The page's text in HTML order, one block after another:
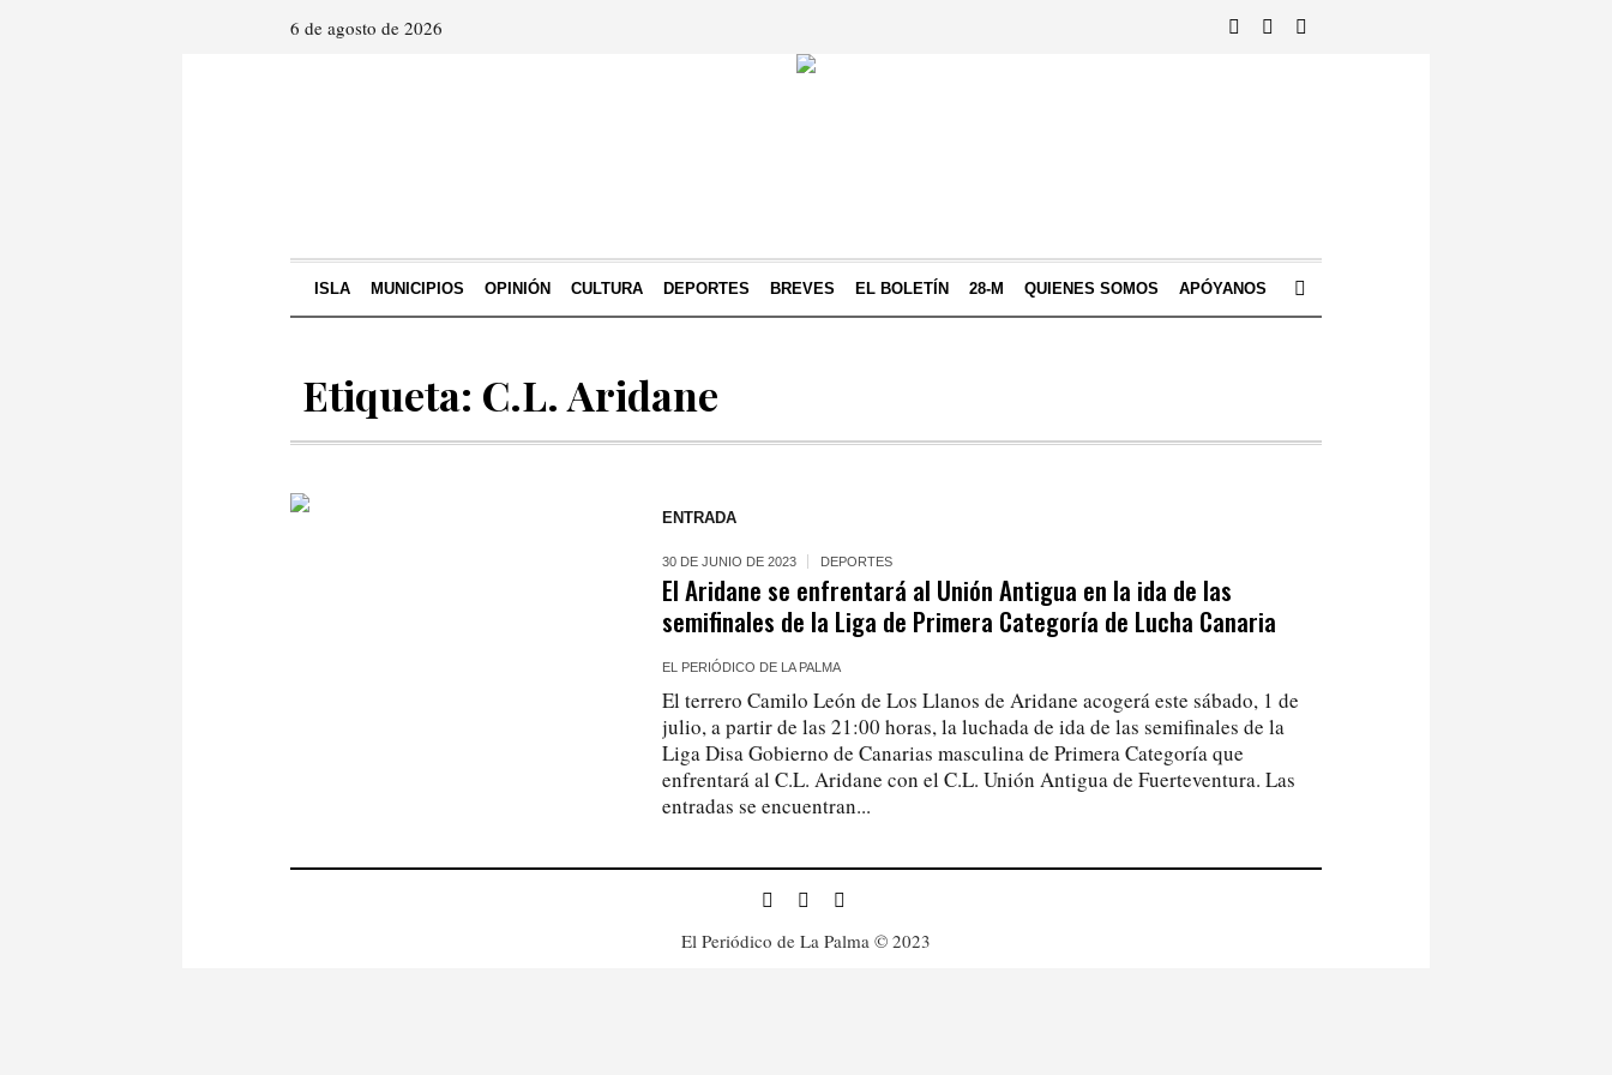
6 de agosto de 2026
ISLA MUNICIPIOS OPINIÓN CULTURA DEPORTES BREVES EL BOLETÍN 28-M QUIENES SOMOS APÓYANOS
Etiqueta: C.L. Aridane
ENTRADA
30 DE JUNIO DE 2023 DEPORTES
El Aridane se enfrentará al Unión Antigua en la ida de las
semifinales de la Liga de Primera Categoría de Lucha Canaria
EL PERIÓDICO DE LA PALMA
El terrero Camilo León de Los Llanos de Aridane acogerá este sábado, 1 de
julio, a partir de las 21:00 horas, la luchada de ida de las semifinales de la
Liga Disa Gobierno de Canarias masculina de Primera Categoría que
enfrentará al C.L. Aridane con el C.L. Unión Antigua de Fuerteventura. Las
entradas se encuentran...
El Periódico de La Palma © 2023